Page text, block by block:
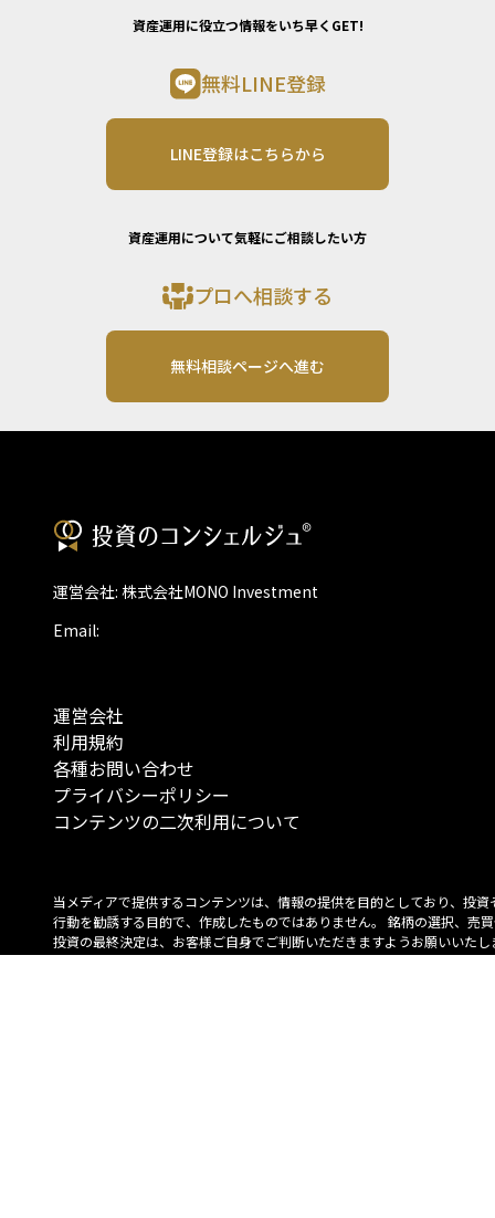
資産運用に役立つ情報をいち早くGET!
無料LINE登録
LINE登録はこちらから
資産運用について気軽にご相談したい方
プロへ相談する
無料相談ページへ進む
運営会社: 株式会社MONO Investment
Email:
運営会社
利用規約
各種お問い合わせ
プライバシーポリシー
コンテンツの二次利用について
当メディアで提供するコンテンツは、情報の提供を目的としており、投資
行動を勧誘する目的で、作成したものではありません。 銘柄の選択、売
投資の最終決定は、お客様ご自身でご判断いただきますようお願いいたし
コンテンツの情報は、弊社が信頼できると判断した情報源から入手したも